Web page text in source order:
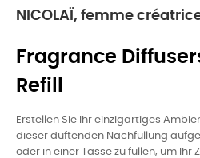
NICOLAÏ, femme
Fragrance
Refill
Erstellen Sie Ihr einzigartiges
dieser duftenden Nachfüllung
oder in einer Tasse zu füllen, um